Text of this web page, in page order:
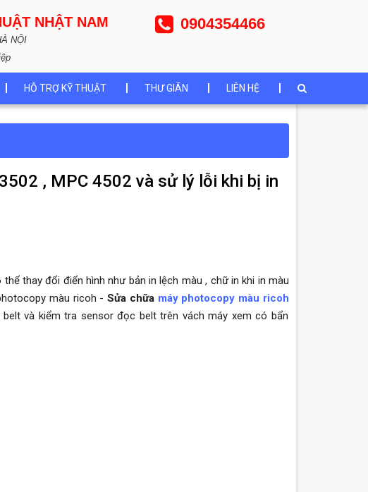
NHẬT NAM
NỘI
0904354466
HỖ TRỢ KỸ THUẬT THƯ GIÃN LIÊN HỆ
, MPC 4502 và sử lý lỗi khi bị in
thay đổi điển hình như bản in lệch màu , chữ in khi in màu
màu ricoh -Sửa chữa máy photocopy màu ricoh
và kiểm tra sensor đọc belt trên vách máy xem có bẩn